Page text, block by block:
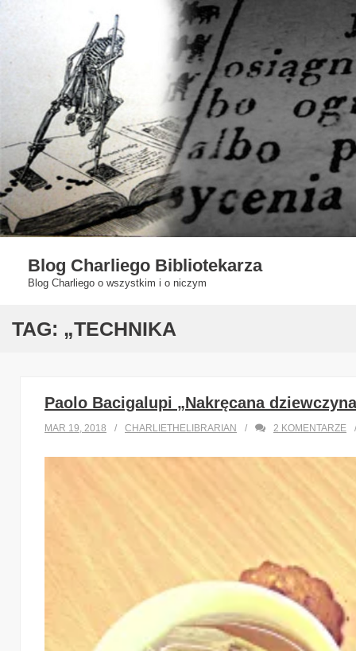
Blog Charliego Bibliotekarza
Blog Charliego o wszystkim i o niczym
TAG: „TECHNIKA
Paolo Bacigalupi „Nakręcana
MAR 19, 2018 CHARLIETHELIBRARIAN 2 KOMENTARZE